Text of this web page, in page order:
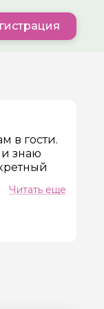
в гости.
знаю
Читать еще